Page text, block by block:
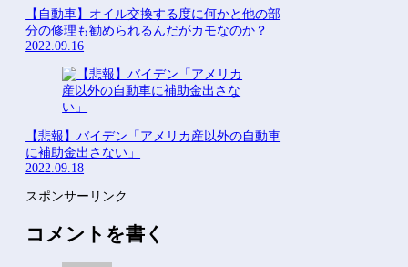
【自動車】オイル交換する度に何かと他の部
分の修理も勧められるんだがカモなのか？
2022.09.16
【悲報】バイデン「アメリカ産以外の自動車
に補助金出さない」
2022.09.18
スポンサーリンク
コメントを書く